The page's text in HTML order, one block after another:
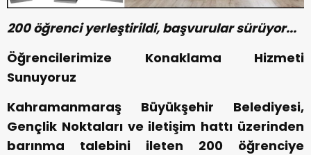
200 öğrenci yerleştirildi, başvurular sürüyor...
Öğrencilerimize Konaklama Hizmeti
Sunuyoruz
Kahramanmaraş Büyükşehir Belediyesi,
Gençlik Noktaları ve iletişim hattı üzerinden
barınma talebini ileten 200 öğrenciye